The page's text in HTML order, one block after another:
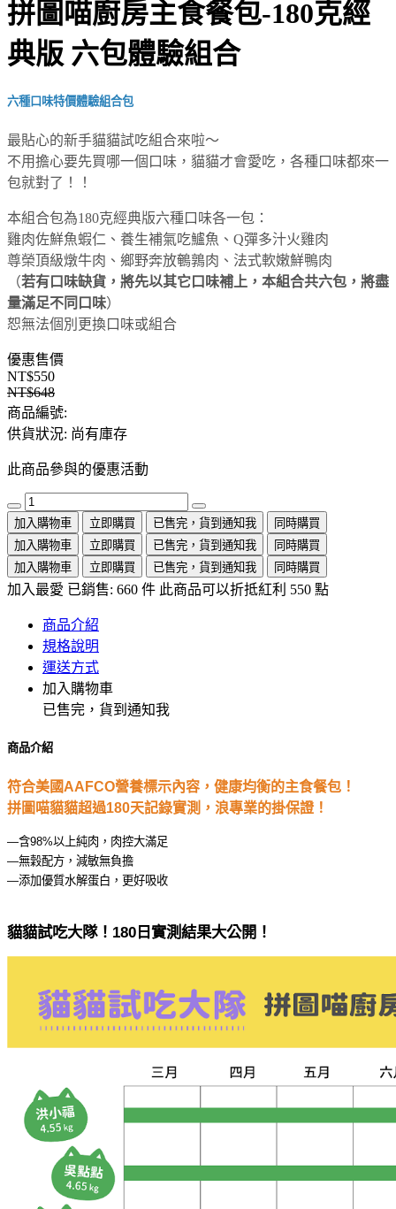
拼圖喵廚房主食餐包-180克經
典版 六包體驗組合
六種口味特價體驗組合包
最貼心的新手貓貓試吃組合來啦～
不用擔心要先買哪一個口味，貓貓才會愛吃，各種口味都來一
包就對了！！
本組合包為180克經典版六種口味各一包：
雞肉佐鮮魚蝦仁、養生補氣吃鱸魚、Q彈多汁火雞肉
尊榮頂級燉牛肉、鄉野奔放鵪鶉肉、法式軟嫩鮮鴨肉
（若有口味缺貨，將先以其它口味補上，本組合共六包，將盡
量滿足不同口味）
恕無法個別更換口味或組合
優惠售價
NT$550
NT$648
商品編號:
供貨狀況: 尚有庫存
此商品參與的優惠活動
加入購物車 立即購買 已售完，貨到通知我
同時購買
加入購物車
立即購買 已售完，貨到通知我
同時購買
加入購物車
立即購買 已售完，貨到通知我 同時購買
加入最愛 已銷售: 660 件 此商品可以折抵紅利 550 點
商品介紹
規格說明
運送方式
加入購物車
已售完，貨到通知我
商品介紹
符合美國AAFCO營養標示內容，健康均衡的主食餐包！
拼圖喵貓貓超過180天記錄實測，浪專業的掛保證！
—含98%以上純肉，肉控大滿足
—無穀配方，減敏無負擔
—添加優質水解蛋白，更好吸收
貓貓試吃大隊！180日實測結果大公開！